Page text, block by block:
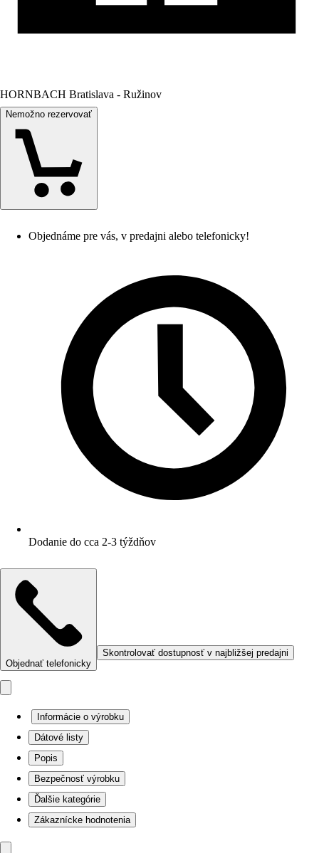
HORNBACH Bratislava - Ružinov
Nemožno rezervovať
Objednáme pre vás, v predajni alebo telefonicky!
Dodanie do cca 2-3 týždňov
Objednať telefonicky
Skontrolovať dostupnosť v najbližšej predajni
Informácie o výrobku
Dátové listy
Popis
Bezpečnosť výrobku
Ďalšie kategórie
Zákaznícke hodnotenia